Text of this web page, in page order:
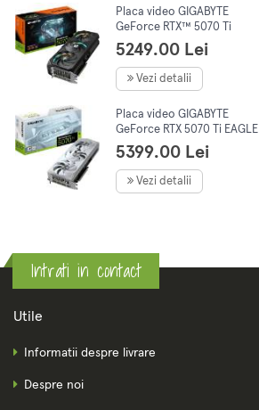
Placa video GIGABYTE
GeForce RTX™ 5070 Ti
GAMING OC, 16GB GDDR7,
256-bit
5249.00 Lei
Vezi detalii
Placa video GIGABYTE
GeForce RTX 5070 Ti EAGLE
OC ICE SFF 16GB GDDR7 256-
bit DLSS 4.0
5399.00 Lei
Vezi detalii
Intrati in contact
Utile
Informatii despre livrare
Despre noi